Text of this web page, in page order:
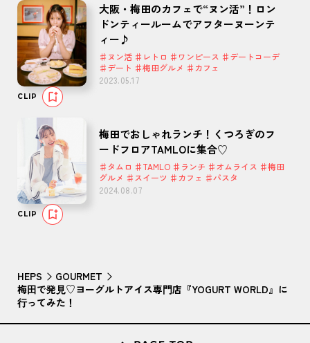
大阪・梅田のカフェで“ヌン活”！ロン
ドンティールームでアフターヌーンテ
ィー♪
♯ヌン活 ♯レトロ ♯ワンピース ♯デートコーデ
♯デート ♯梅田グルメ ♯カフェ
2023.05.17
CLIP
梅田でおしゃれランチ！くつろぎのフ
ードフロアTAMLOに集合♡
♯タムロ ♯TAMLO ♯ランチ ♯オムライス ♯梅田
グルメ ♯スイーツ ♯カフェ ♯パスタ
2024.08.07
CLIP
HEPS
GOURMET
梅⽥で発⾒♡ヨーグルトアイス専⾨店『YOGURT WORLD』に
⾏ってみた！